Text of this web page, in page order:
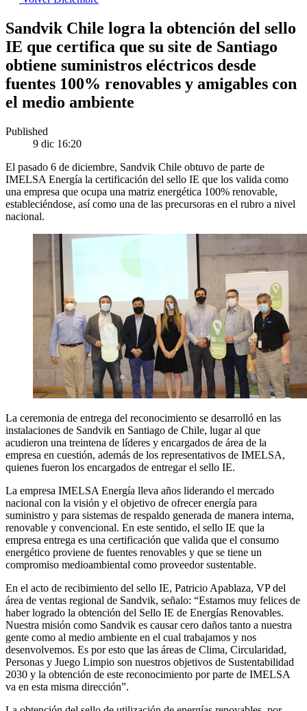
Sandvik Chile logra la obtención del sello
IE que certifica que su site de Santiago
obtiene suministros eléctricos desde
fuentes 100% renovables y amigables con
el medio ambiente
Published
9 dic 16:20
El pasado 6 de diciembre, Sandvik Chile obtuvo de parte de
IMELSA Energía la certificación del sello IE que los valida como
una empresa que ocupa una matriz energética 100% renovable,
estableciéndose, así como una de las precursoras en el rubro a nivel
nacional.
La ceremonia de entrega del reconocimiento se desarrolló en las
instalaciones de Sandvik en Santiago de Chile, lugar al que
acudieron una treintena de líderes y encargados de área de la
empresa en cuestión, además de los representativos de IMELSA,
quienes fueron los encargados de entregar el sello IE.
La empresa IMELSA Energía lleva años liderando el mercado
nacional con la visión y el objetivo de ofrecer energía para
suministro y para sistemas de respaldo generada de manera interna,
renovable y convencional. En este sentido, el sello IE que la
empresa entrega es una certificación que valida que el consumo
energético proviene de fuentes renovables y que se tiene un
compromiso medioambiental como proveedor sustentable.
En el acto de recibimiento del sello IE, Patricio Apablaza, VP del
área de ventas regional de Sandvik, señalo: “Estamos muy felices de
haber logrado la obtención del Sello IE de Energías Renovables.
Nuestra misión como Sandvik es causar cero daños tanto a nuestra
gente como al medio ambiente en el cual trabajamos y nos
desenvolvemos. Es por esto que las áreas de Clima, Circularidad,
Personas y Juego Limpio son nuestros objetivos de Sustentabilidad
2030 y la obtención de este reconocimiento por parte de IMELSA
va en esta misma dirección”.